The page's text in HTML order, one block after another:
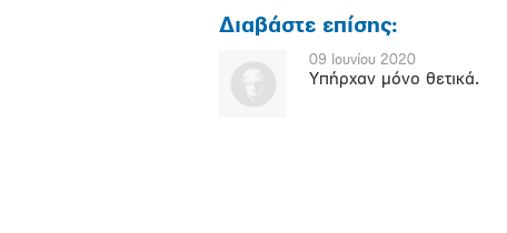
Διαβάστε επίσης:
09 Ιουνίου 2020
Υπήρχαν μόνο θετικά.